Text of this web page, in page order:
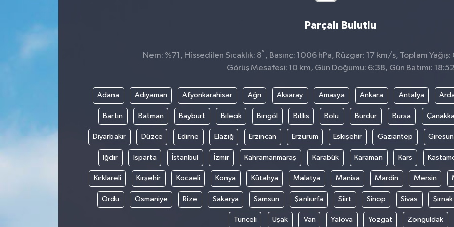
Parçalı Bulutlu
Nem: %71, Hissedilen Sıcaklık: 8° , Basınç: 1006 hPa, Rüzgar: 17 km/s, Toplam
Görüş Mesafesi: 10 km, Gün Doğumu: 6:38, Gün Batımı:
Adana Adıyaman Afyonkarahisar Ağrı Aksaray Amasya Ankara Antalya
Bartın Batman Bayburt Bilecik Bingöl Bitlis Bolu Burdur Bursa
Diyarbakır Düzce Edirne Elazığ Erzincan Erzurum Eskişehir Gaziantep Giresun
Iğdır Isparta İstanbul İzmir Kahramanmaraş Karabük Karaman Kars
Kırklareli Kırşehir Kocaeli Konya Kütahya Malatya Manisa Mardin Mersin
Ordu Osmaniye Rize Sakarya Samsun Şanlıurfa Siirt Sinop Sivas Şırnak
Tunceli Uşak Van Yalova Yozgat Zonguldak
PROJELER İNGİLİZCE
YEREL MEDYA RAPORU